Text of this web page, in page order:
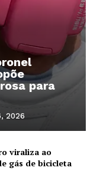
para
2026
viraliza ao
gás de bicicleta